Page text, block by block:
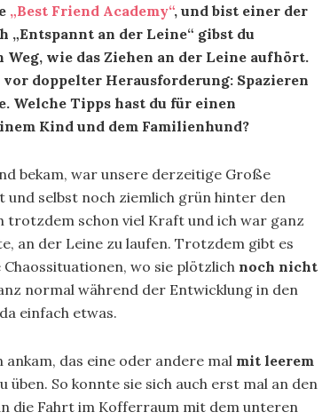
„Best Friend Academy“, und bist einer der
„Entspannt an der Leine“ gibst du
wie das Ziehen an der Leine aufhört.
doppelter Herausforderung: Spazieren
Welche Tipps hast du für einen
Kind und dem Familienhund?
bekam, war unsere derzeitige Große
und selbst noch ziemlich grün hinter den
trotzdem schon viel Kraft und ich war ganz
an der Leine zu laufen. Trotzdem gibt es
wo sie plötzlich noch nicht
normal während der Entwicklung in den
einfach etwas.
das eine oder andere mal mit leerem
üben. So konnte sie sich auch erst mal an den
die Fahrt im Kofferraum mit dem unteren